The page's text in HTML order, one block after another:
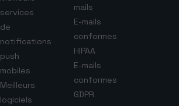
services
de
notifications
push
mobiles
Meilleurs
logiciels
mails
E-mails
conformes
HIPAA
E-mails
conformes
GDPR